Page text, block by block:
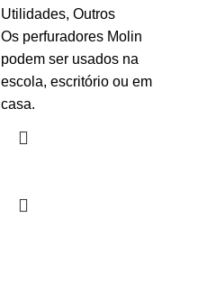
Utilidades, Outros
Os perfuradores Molin
podem ser usados na
escola, escritório ou em
casa.